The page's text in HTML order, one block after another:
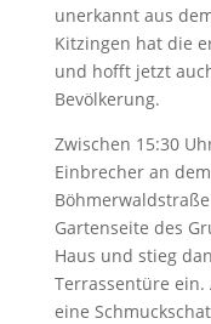
unerkannt aus
Kitzingen hat die
und hofft jetzt
Bevölkerung.
Zwischen 15:30
Einbrecher an
Gartenseite des
Haus und stieg
Terrassentüre ein.
eine